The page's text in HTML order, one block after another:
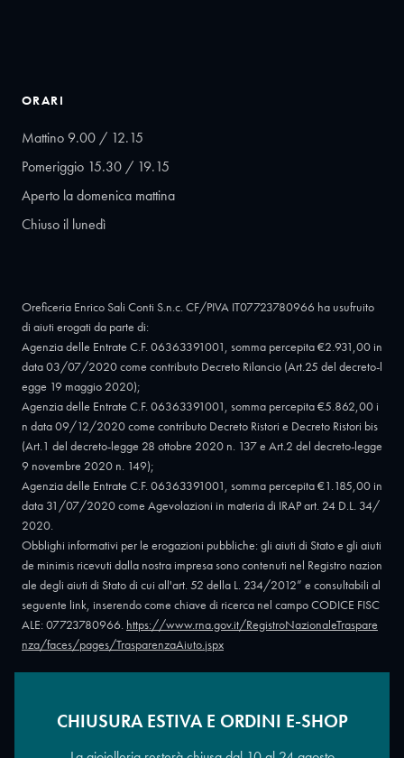
ORARI
Mattino 9.00 / 12.15
Pomeriggio 15.30 / 19.15
Aperto la domenica mattina
Chiuso il lunedì
Oreficeria Enrico Sali Conti S.n.c. CF/PIVA IT07723780966 ha usufruito
di aiuti erogati da parte di:
Agenzia delle Entrate C.F. 06363391001, somma percepita €2.931,00 in
data 03/07/2020 come contributo Decreto Rilancio (Art.25 del decreto-l
egge 19 maggio 2020);
Agenzia delle Entrate C.F. 06363391001, somma percepita €5.862,00 i
n data 09/12/2020 come contributo Decreto Ristori e Decreto Ristori bis
(Art.1 del decreto-legge 28 ottobre 2020 n. 137 e Art.2 del decreto-legge
9 novembre 2020 n. 149);
Agenzia delle Entrate C.F. 06363391001, somma percepita €1.185,00 in
data 31/07/2020 come Agevolazioni in materia di IRAP art. 24 D.L. 34/
2020.
Obblighi informativi per le erogazioni pubbliche: gli aiuti di Stato e gli aiuti
de minimis ricevuti dalla nostra impresa sono contenuti nel Registro nazion
ale degli aiuti di Stato di cui all'art. 52 della L. 234/2012” e consultabili al
seguente link, inserendo come chiave di ricerca nel campo CODICE FISC
ALE: 07723780966. https://www.rna.gov.it/RegistroNazionaleTraspare
nza/faces/pages/TrasparenzaAiuto.jspx
Copyright © 2026 - Oreficeria Enrico Sali Conti e C. snc - Partita IVA
CHIUSURA ESTIVA E ORDINI E-SHOP